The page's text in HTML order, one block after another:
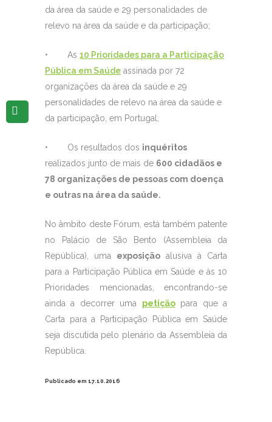
da área da saúde e 29 personalidades de
relevo na área da saúde e da participação;
• As 10 Prioridades para a Participação
Pública em Saúde assinada por 72
organizações da área da saúde e 29
personalidades de relevo na área da saúde e
da participação, em Portugal;
• Os resultados dos inquéritos
realizados junto de mais de 600 cidadãos e
78 organizações de pessoas com doença
e outras na área da saúde.
No âmbito deste Fórum, está também patente
no Palácio de São Bento (Assembleia da
República), uma exposição alusiva à Carta
para a Participação Pública em Saúde e às 10
Prioridades mencionadas, encontrando-se
ainda a decorrer uma petiçãopara que a
Carta para a Participação Pública em Saúde
seja discutida pelo plenário da Assembleia da
República.
Publicado em 17.10.2016